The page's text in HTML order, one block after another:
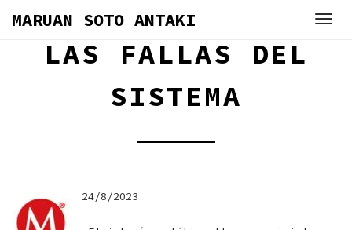
MARUAN SOTO ANTAKI
LAS FALLAS DEL
SISTEMA
24/8/2023